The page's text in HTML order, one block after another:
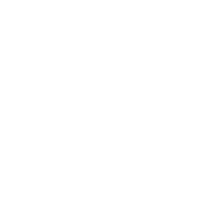
Vitamin B5, Vitamin
B5, Vitamin B6, Vitamin